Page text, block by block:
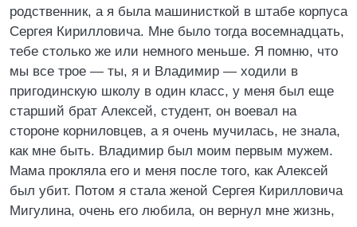
родственник, а я была машинисткой в штабе корпуса
Сергея Кирилловича. Мне было тогда восемнадцать,
тебе столько же или немного меньше. Я помню, что
мы все трое — ты, я и Владимир — ходили в
пригодинскую школу в один класс, у меня был еще
старший брат Алексей, студент, он воевал на
стороне корниловцев, а я очень мучилась, не знала,
как мне быть. Владимир был моим первым мужем.
Мама прокляла его и меня после того, как Алексей
был убит. Потом я стала женой Сергея Кирилловича
Мигулина, очень его любила, он вернул мне жизнь,